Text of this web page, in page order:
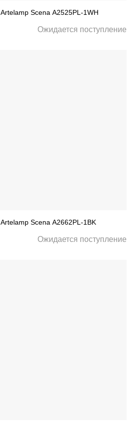
Потолочный светильник Artelamp Scena A2525PL-1WH
Ожидается поступление
Потолочный светильник Artelamp Scena A2662PL-1BK
Ожидается поступление